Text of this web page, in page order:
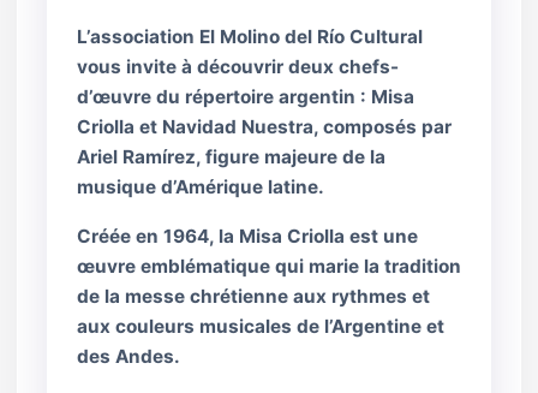
L’association El Molino del Río Cultural
vous invite à découvrir deux chefs-
d’œuvre du répertoire argentin : Misa
Criolla et Navidad Nuestra, composés par
Ariel Ramírez, figure majeure de la
musique d’Amérique latine.
Créée en 1964, la Misa Criolla est une
œuvre emblématique qui marie la tradition
de la messe chrétienne aux rythmes et
aux couleurs musicales de l’Argentine et
des Andes.